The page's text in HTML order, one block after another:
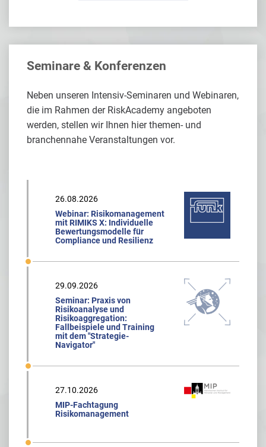
Seminare & Konferenzen
Neben unseren Intensiv-Seminaren und Webinaren,
die im Rahmen der RiskAcademy angeboten
werden, stellen wir Ihnen hier themen- und
branchennahe Veranstaltungen vor.
26.08.2026
Webinar: Risikomanagement
mit RIMIKS X: Individuelle
Bewertungsmodelle für
Compliance und Resilienz
29.09.2026
Seminar: Praxis von
Risikoanalyse und
Risikoaggregation:
Fallbeispiele und Training
mit dem "Strategie-
Navigator"
27.10.2026
MIP-Fachtagung
Risikomanagement